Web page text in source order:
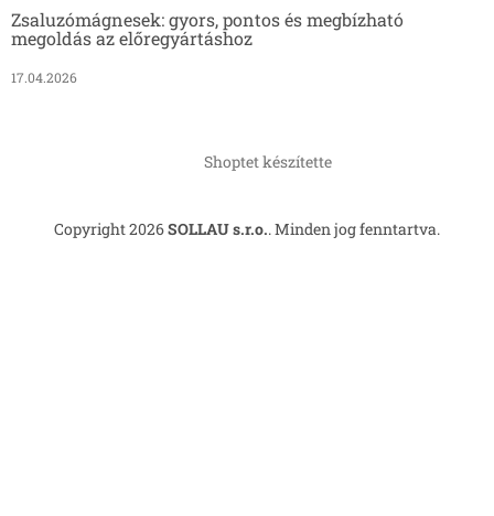
Zsaluzómágnesek: gyors, pontos és megbízható
megoldás az előregyártáshoz
17.04.2026
Shoptet készítette
Copyright 2026SOLLAU s.r.o.. Minden jog fenntartva.